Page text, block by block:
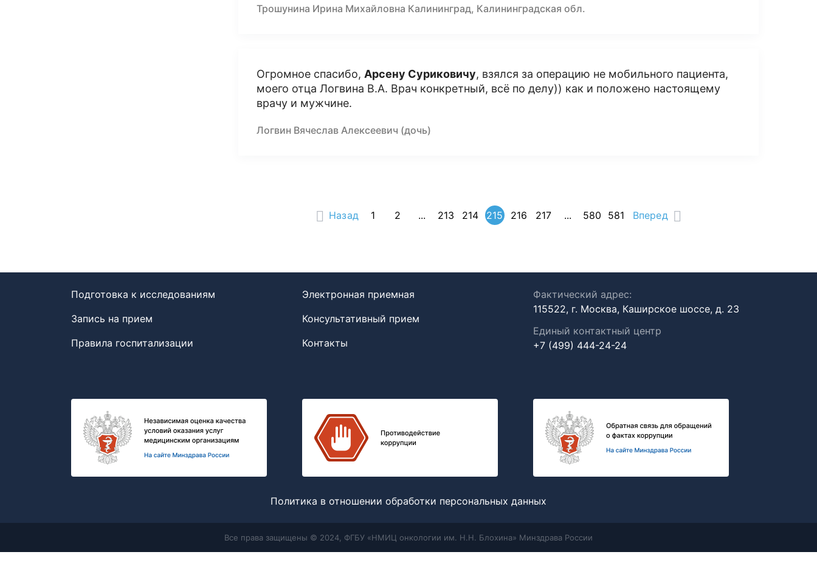
Трошунина Ирина Михайловна Калининград, Калининградская обл.
Огромное спасибо, Арсену Суриковичу, взялся за операцию не мобильного пациента,
моего отца Логвина В.А. Врач конкретный, всё по делу)) как и положено настоящему
врачу и мужчине.
Логвин Вячеслав Алексеевич (дочь)
Назад 1 2 ... 213 214 215 216 217 ... 580 581 Вперед
Подготовка к исследованиям
Запись на прием
Правила госпитализации
Электронная приемная
Консультативный прием
Контакты
Фактический адрес:
115522, г. Москва, Каширское шоссе, д. 23
Единый контактный центр
+7 (499) 444-24-24
Политика в отношении обработки персональных данных
Все права защищены © 2024, ФГБУ «НМИЦ онкологии им. Н.Н. Блохина» Минздрава России